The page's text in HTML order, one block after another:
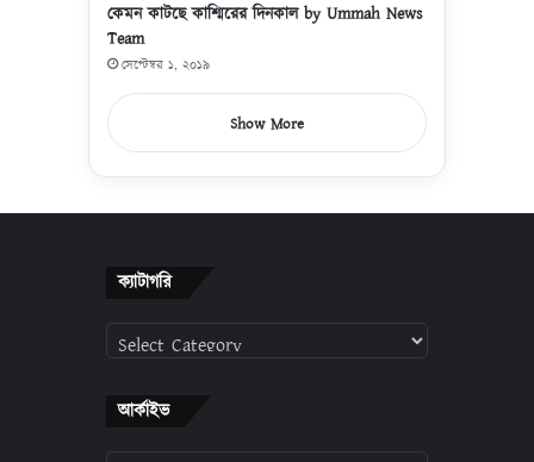
কেমন কাটছে কাশ্মিরের দিনকাল by Ummah News
Team
সেপ্টেম্বর ১, ২০১৯
Show More
ক্যাটাগরি
ক্যাটাগরি
আর্কাইভ